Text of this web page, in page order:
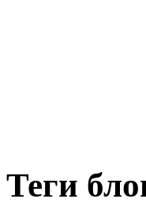
Теги